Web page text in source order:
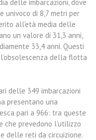
delle imbarcazioni, dove
univoco di 8,7 metri per
all’età media delle
un valore di 31,3 anni,
33,4 anni. Questi
della flotta
delle 349 imbarcazioni
presentano una
pari a 966: tra queste
che prevedono l’utilizzo
delle reti da circuizione.